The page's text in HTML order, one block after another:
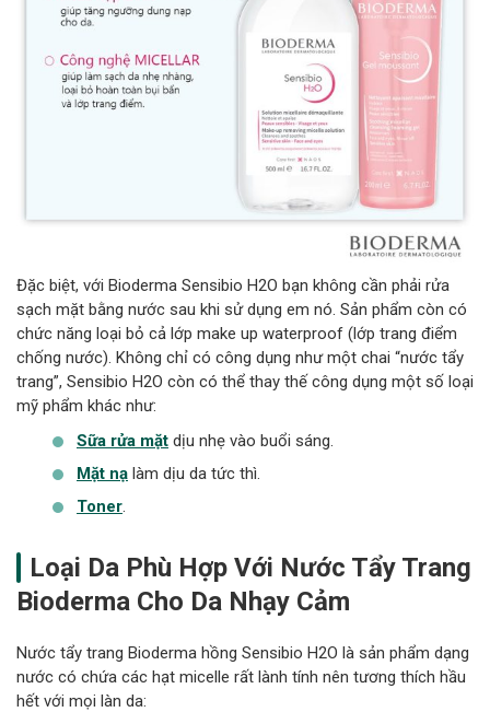
Đặc biệt, với Bioderma Sensibio H2O bạn không cần phải rửa
sạch mặt bằng nước sau khi sử dụng em nó. Sản phẩm còn có
chức năng loại bỏ cả lớp make up waterproof (lớp trang điểm
chống nước). Không chỉ có công dụng như một chai “nước tẩy
trang”, Sensibio H2O còn có thể thay thế công dụng một số loại
mỹ phẩm khác như:
Sữa rửa mặt dịu nhẹ vào buổi sáng.
Mặt nạ làm dịu da tức thì.
Toner.
Loại Da Phù Hợp Với Nước Tẩy Trang
Bioderma Cho Da Nhạy Cảm
Nước tẩy trang Bioderma hồng Sensibio H2O là sản phẩm dạng
nước có chứa các hạt micelle rất lành tính nên tương thích hầu
hết với mọi làn da: